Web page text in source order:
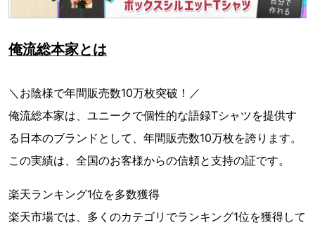
俺流総本家とは
＼お陰様で年間販売数10万枚突破！／
俺流総本家は、ユニークで個性的な語録Tシャツを提供す
る日本のブランドとして、年間販売数10万枚を誇ります。
この実績は、全国のお客様からの信頼と支持の証です。
楽天ランキング1位を多数獲得
楽天市場では、多くのカテゴリでランキング1位を獲得して